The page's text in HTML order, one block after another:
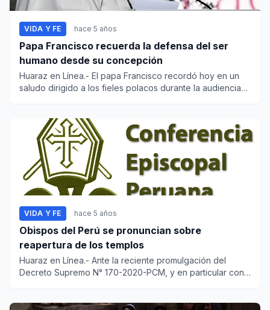
VIDA Y FE hace 5 años
Papa Francisco recuerda la defensa del ser
humano desde su concepción
Huaraz en Línea.- El papa Francisco recordó hoy en un
saludo dirigido a los fieles polacos durante la audiencia
VIDA Y FE hace 5 años
Obispos del Perú se pronuncian sobre
reapertura de los templos
Huaraz en Línea.- Ante la reciente promulgación del
Decreto Supremo N° 170-2020-PCM, y en particular con